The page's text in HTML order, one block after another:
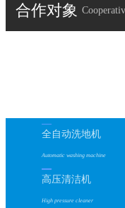
合作对象
全自动洗地机
Automatic washing machine
高压清洁机
High pressure cleaner